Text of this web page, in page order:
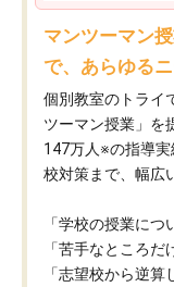
マンツーマン
で、あらゆる
個別教室のトライ
ツーマン授業」を
147万人※の指導
校対策まで、幅広
「学校の授業につ
「苦手なところだ
「志望校から逆算